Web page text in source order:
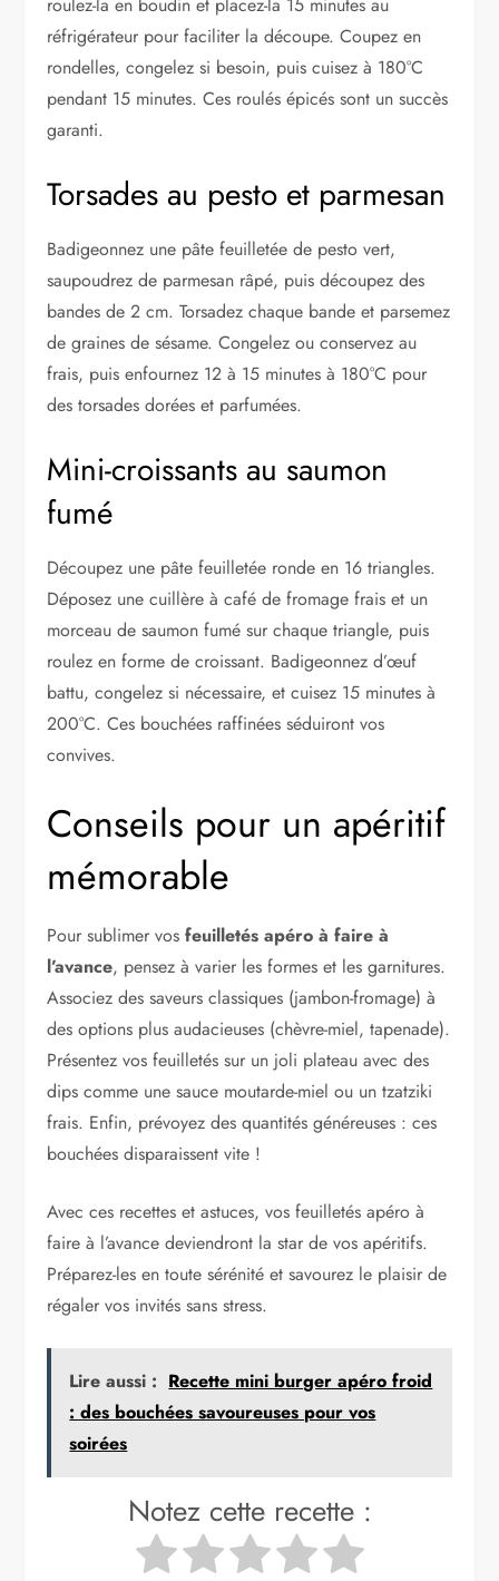
réfrigérateur pour faciliter la découpe. Coupez en
rondelles, congelez si besoin, puis cuisez à 180°C
pendant 15 minutes. Ces roulés épicés sont un succès
garanti.
Torsades au pesto et parmesan
Badigeonnez une pâte feuilletée de pesto vert,
saupoudrez de parmesan râpé, puis découpez des
bandes de 2 cm. Torsadez chaque bande et parsemez
de graines de sésame. Congelez ou conservez au
frais, puis enfournez 12 à 15 minutes à 180°C pour
des torsades dorées et parfumées.
Mini-croissants au saumon
fumé
Découpez une pâte feuilletée ronde en 16 triangles.
Déposez une cuillère à café de fromage frais et un
morceau de saumon fumé sur chaque triangle, puis
roulez en forme de croissant. Badigeonnez d’œuf
battu, congelez si nécessaire, et cuisez 15 minutes à
200°C. Ces bouchées raffinées séduiront vos
convives.
Conseils pour un apéritif
mémorable
Pour sublimer vosfeuilletés apéro à faire à
l’avance, pensez à varier les formes et les garnitures.
Associez des saveurs classiques (jambon-fromage) à
des options plus audacieuses (chèvre-miel, tapenade).
Présentez vos feuilletés sur un joli plateau avec des
dips comme une sauce moutarde-miel ou un tzatziki
frais. Enfin, prévoyez des quantités généreuses : ces
bouchées disparaissent vite !
Avec ces recettes et astuces, vos feuilletés apéro à
faire à l’avance deviendront la star de vos apéritifs.
Préparez-les en toute sérénité et savourez le plaisir de
régaler vos invités sans stress.
Lire aussi : Recette mini burger apéro froid
: des bouchées savoureuses pour vos
soirées
Notez cette recette :